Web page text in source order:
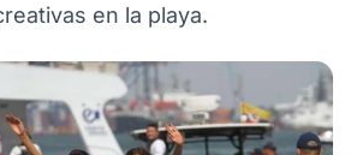
en la playa.